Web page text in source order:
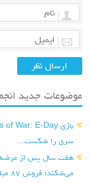
موضوعات جدید
سری را شکست...
می‌شکند؛ فروش ۸۷ میلیون نسخه‌ای بازی...